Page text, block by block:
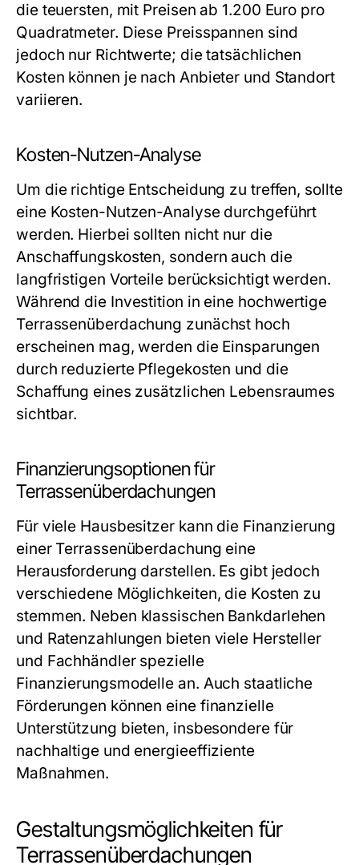
die teuersten, mit Preisen ab 1.200 Euro pro
Quadratmeter. Diese Preisspannen sind
jedoch nur Richtwerte; die tatsächlichen
Kosten können je nach Anbieter und Standort
variieren.
Kosten-Nutzen-Analyse
Um die richtige Entscheidung zu treffen, sollte
eine Kosten-Nutzen-Analyse durchgeführt
werden. Hierbei sollten nicht nur die
Anschaffungskosten, sondern auch die
langfristigen Vorteile berücksichtigt werden.
Während die Investition in eine hochwertige
Terrassenüberdachung zunächst hoch
erscheinen mag, werden die Einsparungen
durch reduzierte Pflegekosten und die
Schaffung eines zusätzlichen Lebensraumes
sichtbar.
Finanzierungsoptionen für
Terrassenüberdachungen
Für viele Hausbesitzer kann die Finanzierung
einer Terrassenüberdachung eine
Herausforderung darstellen. Es gibt jedoch
verschiedene Möglichkeiten, die Kosten zu
stemmen. Neben klassischen Bankdarlehen
und Ratenzahlungen bieten viele Hersteller
und Fachhändler spezielle
Finanzierungsmodelle an. Auch staatliche
Förderungen können eine finanzielle
Unterstützung bieten, insbesondere für
nachhaltige und energieeffiziente
Maßnahmen.
Gestaltungsmöglichkeiten für
Terrassenüberdachungen